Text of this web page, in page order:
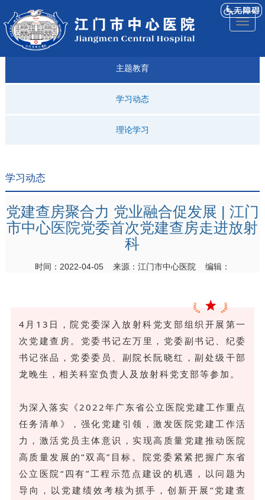
医院
简介
来院
导航
就诊
指引
专科
建设
仁济
科普
人才
招聘
仁济
医院
视频
主题教育
学习动态
理论学习
学习动态
党建查房聚合力 党业融合促发展 | 江门
市中心医院党委首次党建查房走进放射
科
时间：2022-04-05 来源：江门市中心医院 编辑：
4月13日，院党委深入放射科党支部组织开展第一
次党建查房。党委书记左万里，党委副书记、纪委
书记张品，党委委员、副院长阮晓红，副处级干部
龙晚生，相关科室负责人及放射科党支部等参加。
为深入落实《2022年广东省公立医院党建工作重点
任务清单》，强化党建引领，激发医院党建工作活
力，激活党员主体意识，实现高质量党建推动医院
高质量发展的“双高”目标。院党委紧紧把握广东省
公立医院“四有”工程示范点建设的机遇，以问题为
导向，以党建绩效考核为抓手，创新开展“党建查